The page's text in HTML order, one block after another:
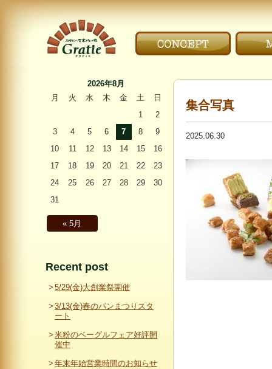
ティエ
集合写真
2025.06.30
2026年8月
月
火 水 木 金 土 日
« 5月
1
2
3
4 5 6 7 8
9
10
11 12 13 14 15
16
17
18 19 20 21 22
23
24
25 26 27 28 29
30
31
Recent post
5/29(金)大創業祭開催
3/13(金)春のパンまつりスタ
ート
米粉のベーグルフェア好評開
催中
年末年始営業時間のお知らせ